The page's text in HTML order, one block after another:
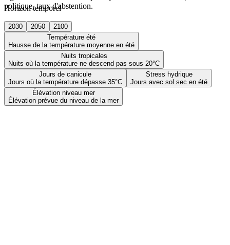
Horizon temporel
2030 2050
2100
Température été
Hausse de la température moyenne en été
Nuits tropicales
Nuits où la température ne descend pas sous 20°C
Jours de canicule
Jours où la température dépasse 35°C
Stress hydrique
Jours avec sol sec en été
Élévation niveau mer
Élévation prévue du niveau de la mer
politique, taux d'abstention.